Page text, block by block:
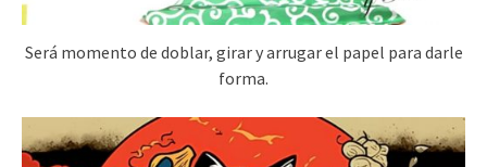
Será momento de doblar, girar y arrugar el papel para darle
forma.